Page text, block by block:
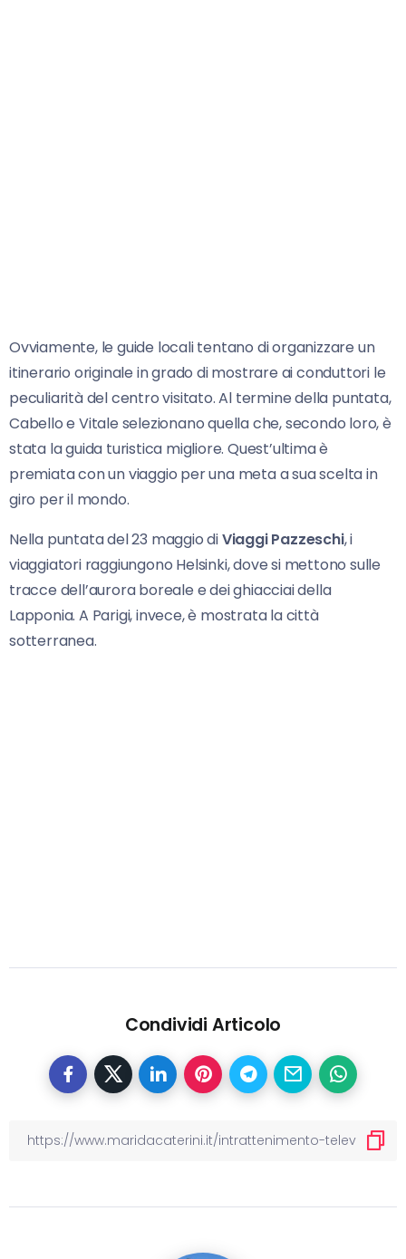
Ovviamente, le guide locali tentano di organizzare un
itinerario originale in grado di mostrare ai conduttori le
peculiarità del centro visitato. Al termine della puntata,
Cabello e Vitale selezionano quella che, secondo loro, è
stata la guida turistica migliore. Quest’ultima è
premiata con un viaggio per una meta a sua scelta in
giro per il mondo.
Nella puntata del 23 maggio diViaggi Pazzeschi, i
viaggiatori raggiungono Helsinki, dove si mettono sulle
tracce dell’aurora boreale e dei ghiacciai della
Lapponia. A Parigi, invece, è mostrata la città
sotterranea.
Condividi Articolo